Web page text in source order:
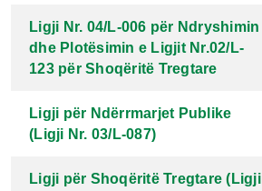
Ligji Nr. 04/L-006 për Ndryshimin
dhe Plotësimin e Ligjit Nr.02/L-
123 për Shoqëritë Tregtare
Ligji për Ndërrmarjet Publike
(Ligji Nr. 03/L-087)
Ligji për Shoqëritë Tregtare (Ligji